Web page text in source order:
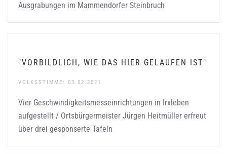
Ausgrabungen im Mammendorfer Steinbruch
"VORBILDLICH, WIE DAS HIER GELAUFEN IST"
VOLKSSTIMME: 03.02.2021
Vier Geschwindigkeitsmesseinrichtungen in Irxleben
aufgestellt / Ortsbürgermeister Jürgen Heitmüller erfreut
über drei gesponserte Tafeln